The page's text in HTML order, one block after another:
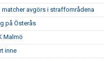
avgörs i straffområdena
på Österås
Malmö
inne